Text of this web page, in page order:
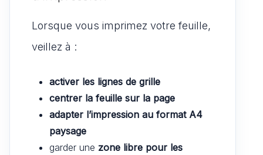
Lorsque vous imprimez votre feuille,
veillez à :
activer les lignes de grille
centrer la feuille sur la page
adapter l’impression au format A4
paysage
garder une zone libre pour les